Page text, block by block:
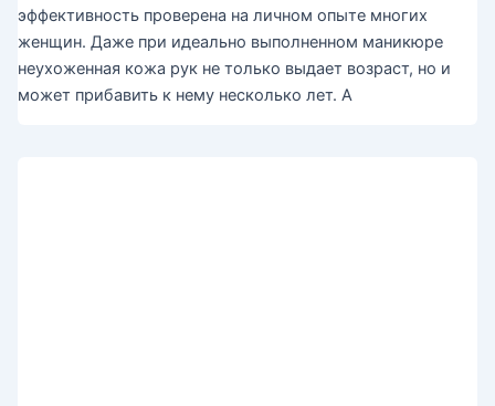
эффективность проверена на личном опыте многих
женщин. Даже при идеально выполненном маникюре
неухоженная кожа рук не только выдает возраст, но и
может прибавить к нему несколько лет. А